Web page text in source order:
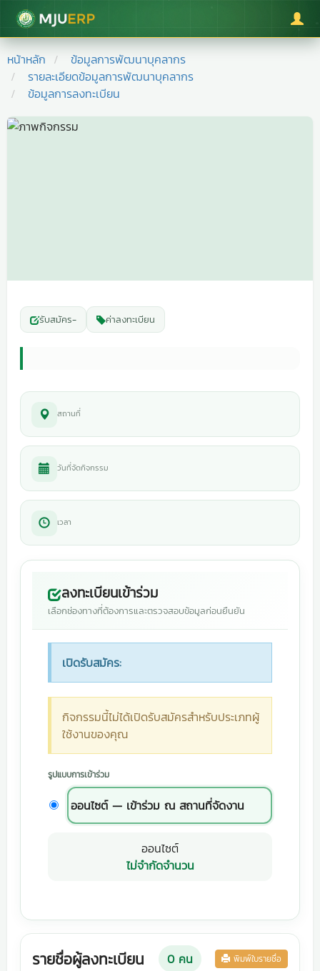
มหาวิทยาลัยแม่โจ้
หน้าหลัก
ข้อมูลการพัฒนาบุคลากร
รายละเอียดข้อมูลการพัฒนาบุคลากร
ข้อมูลการลงทะเบียน
รับสมัคร- ค่าลงทะเบียน
สถานที่
วันที่จัดกิจกรรม
เวลา
ลงทะเบียนเข้าร่วม
เลือกช่องทางที่ต้องการและตรวจสอบข้อมูลก่อนยืนยัน
เปิดรับสมัคร:
กิจกรรมนี้ไม่ได้เปิดรับสมัครสำหรับประเภทผู้
ใช้งานของคุณ
รูปแบบการเข้าร่วม
ออนไซต์ — เข้าร่วม ณ สถานที่จัดงาน
ออนไซต์
ไม่จำกัดจำนวน
รายชื่อผู้ลงทะเบียน 0คน พิมพ์ใบรายชื่อ